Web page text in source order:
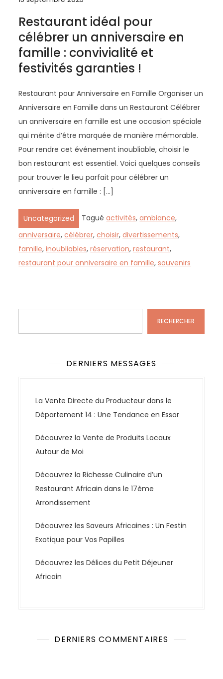
Restaurant idéal pour
célébrer un anniversaire en
famille : convivialité et
festivités garanties !
Restaurant pour Anniversaire en Famille Organiser un
Anniversaire en Famille dans un Restaurant Célébrer
un anniversaire en famille est une occasion spéciale
qui mérite d’être marquée de manière mémorable.
Pour rendre cet événement inoubliable, choisir le
bon restaurant est essentiel. Voici quelques conseils
pour trouver le lieu parfait pour célébrer un
anniversaire en famille : […]
Uncategorized Taguéactivités,ambiance,
anniversaire,célébrer,choisir,divertissements,
famille,inoubliables,réservation,restaurant,
restaurant pour anniversaire en famille,souvenirs
RECHERCHER
DERNIERS MESSAGES
La Vente Directe du Producteur dans le
Département 14 : Une Tendance en Essor
Découvrez la Vente de Produits Locaux
Autour de Moi
Découvrez la Richesse Culinaire d’un
Restaurant Africain dans le 17ème
Arrondissement
Découvrez les Saveurs Africaines : Un Festin
Exotique pour Vos Papilles
Découvrez les Délices du Petit Déjeuner
Africain
DERNIERS COMMENTAIRES